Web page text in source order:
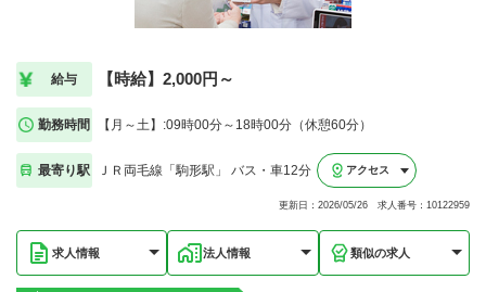
給与 【時給】2,000円～
勤務時間 【月～土】:09時00分～18時00分（休憩60分）
最寄り駅 ＪＲ両毛線「駒形駅」 バス・車12分 アクセス
更新日：2026/05/26 求人番号：10122959
求人情報 法人情報 類似の求人